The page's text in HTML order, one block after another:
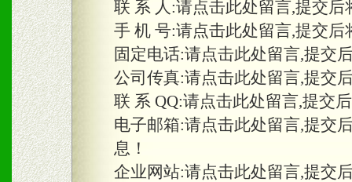
三、物料及媒体
1、免费提供体验及宣传彩
2、不定期在各大知名网站
知名度和影响力。
联 系 人:请点击此处留言,提交
手 机 号:请点击此处留言,提交
固定电话:请点击此处留言,提交
公司传真:请点击此处留言,提交
联 系 QQ:请点击此处留言,提交
电子邮箱:请点击此处留言,提交
息！
企业网站:请点击此处留言,提交